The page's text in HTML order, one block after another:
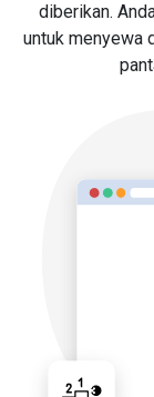
diberikan.
untuk menyewa